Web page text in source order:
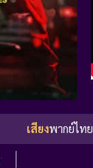
เสียงพากย์ไทย